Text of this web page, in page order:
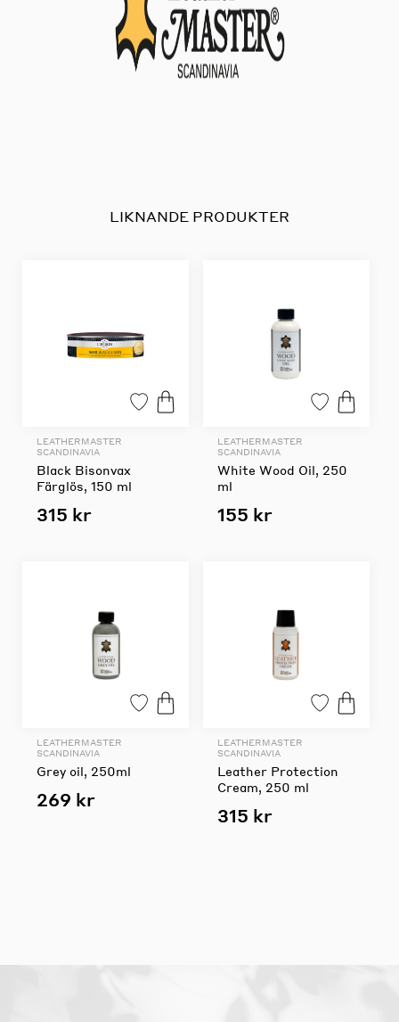
LIKNANDE PRODUKTER
LEATHERMASTER
SCANDINAVIA
Black Bisonvax
Färglös, 150 ml
315 kr
LEATHERMASTER
SCANDINAVIA
White Wood Oil, 250
ml
155 kr
LEATHERMASTER
SCANDINAVIA
Grey oil, 250ml
269 kr
LEATHERMASTER
SCANDINAVIA
Leather Protection
Cream, 250 ml
315 kr